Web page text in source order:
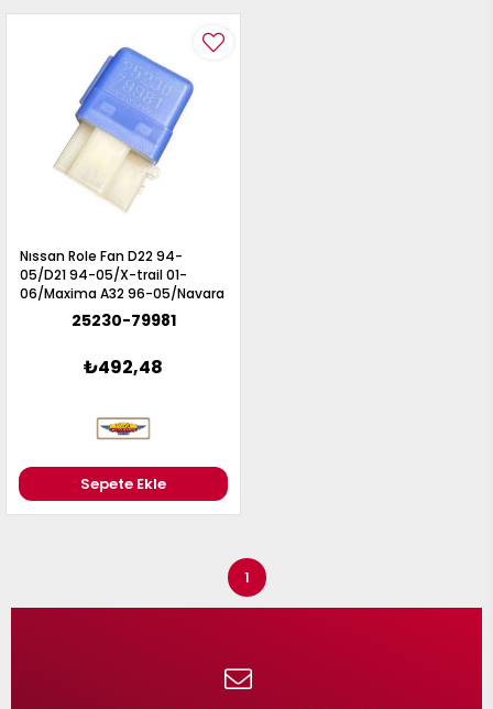
Nıssan Role Fan D22 94-
05/D21 94-05/X-trail 01-
06/Maxima A32 96-05/Navara
06-14/Almera N15 98-02 -
25230-7998125230-79981
₺492,48
Sepete Ekle
1